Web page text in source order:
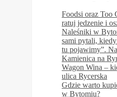
Foodsi oraz Too
ratuj jedzenie i
Naleśniki w
sami pytali,
tu pojawimy”.
Kamienica na
Wagon Wina –
ulica Rycerska
Gdzie warto
w Bytomiu?